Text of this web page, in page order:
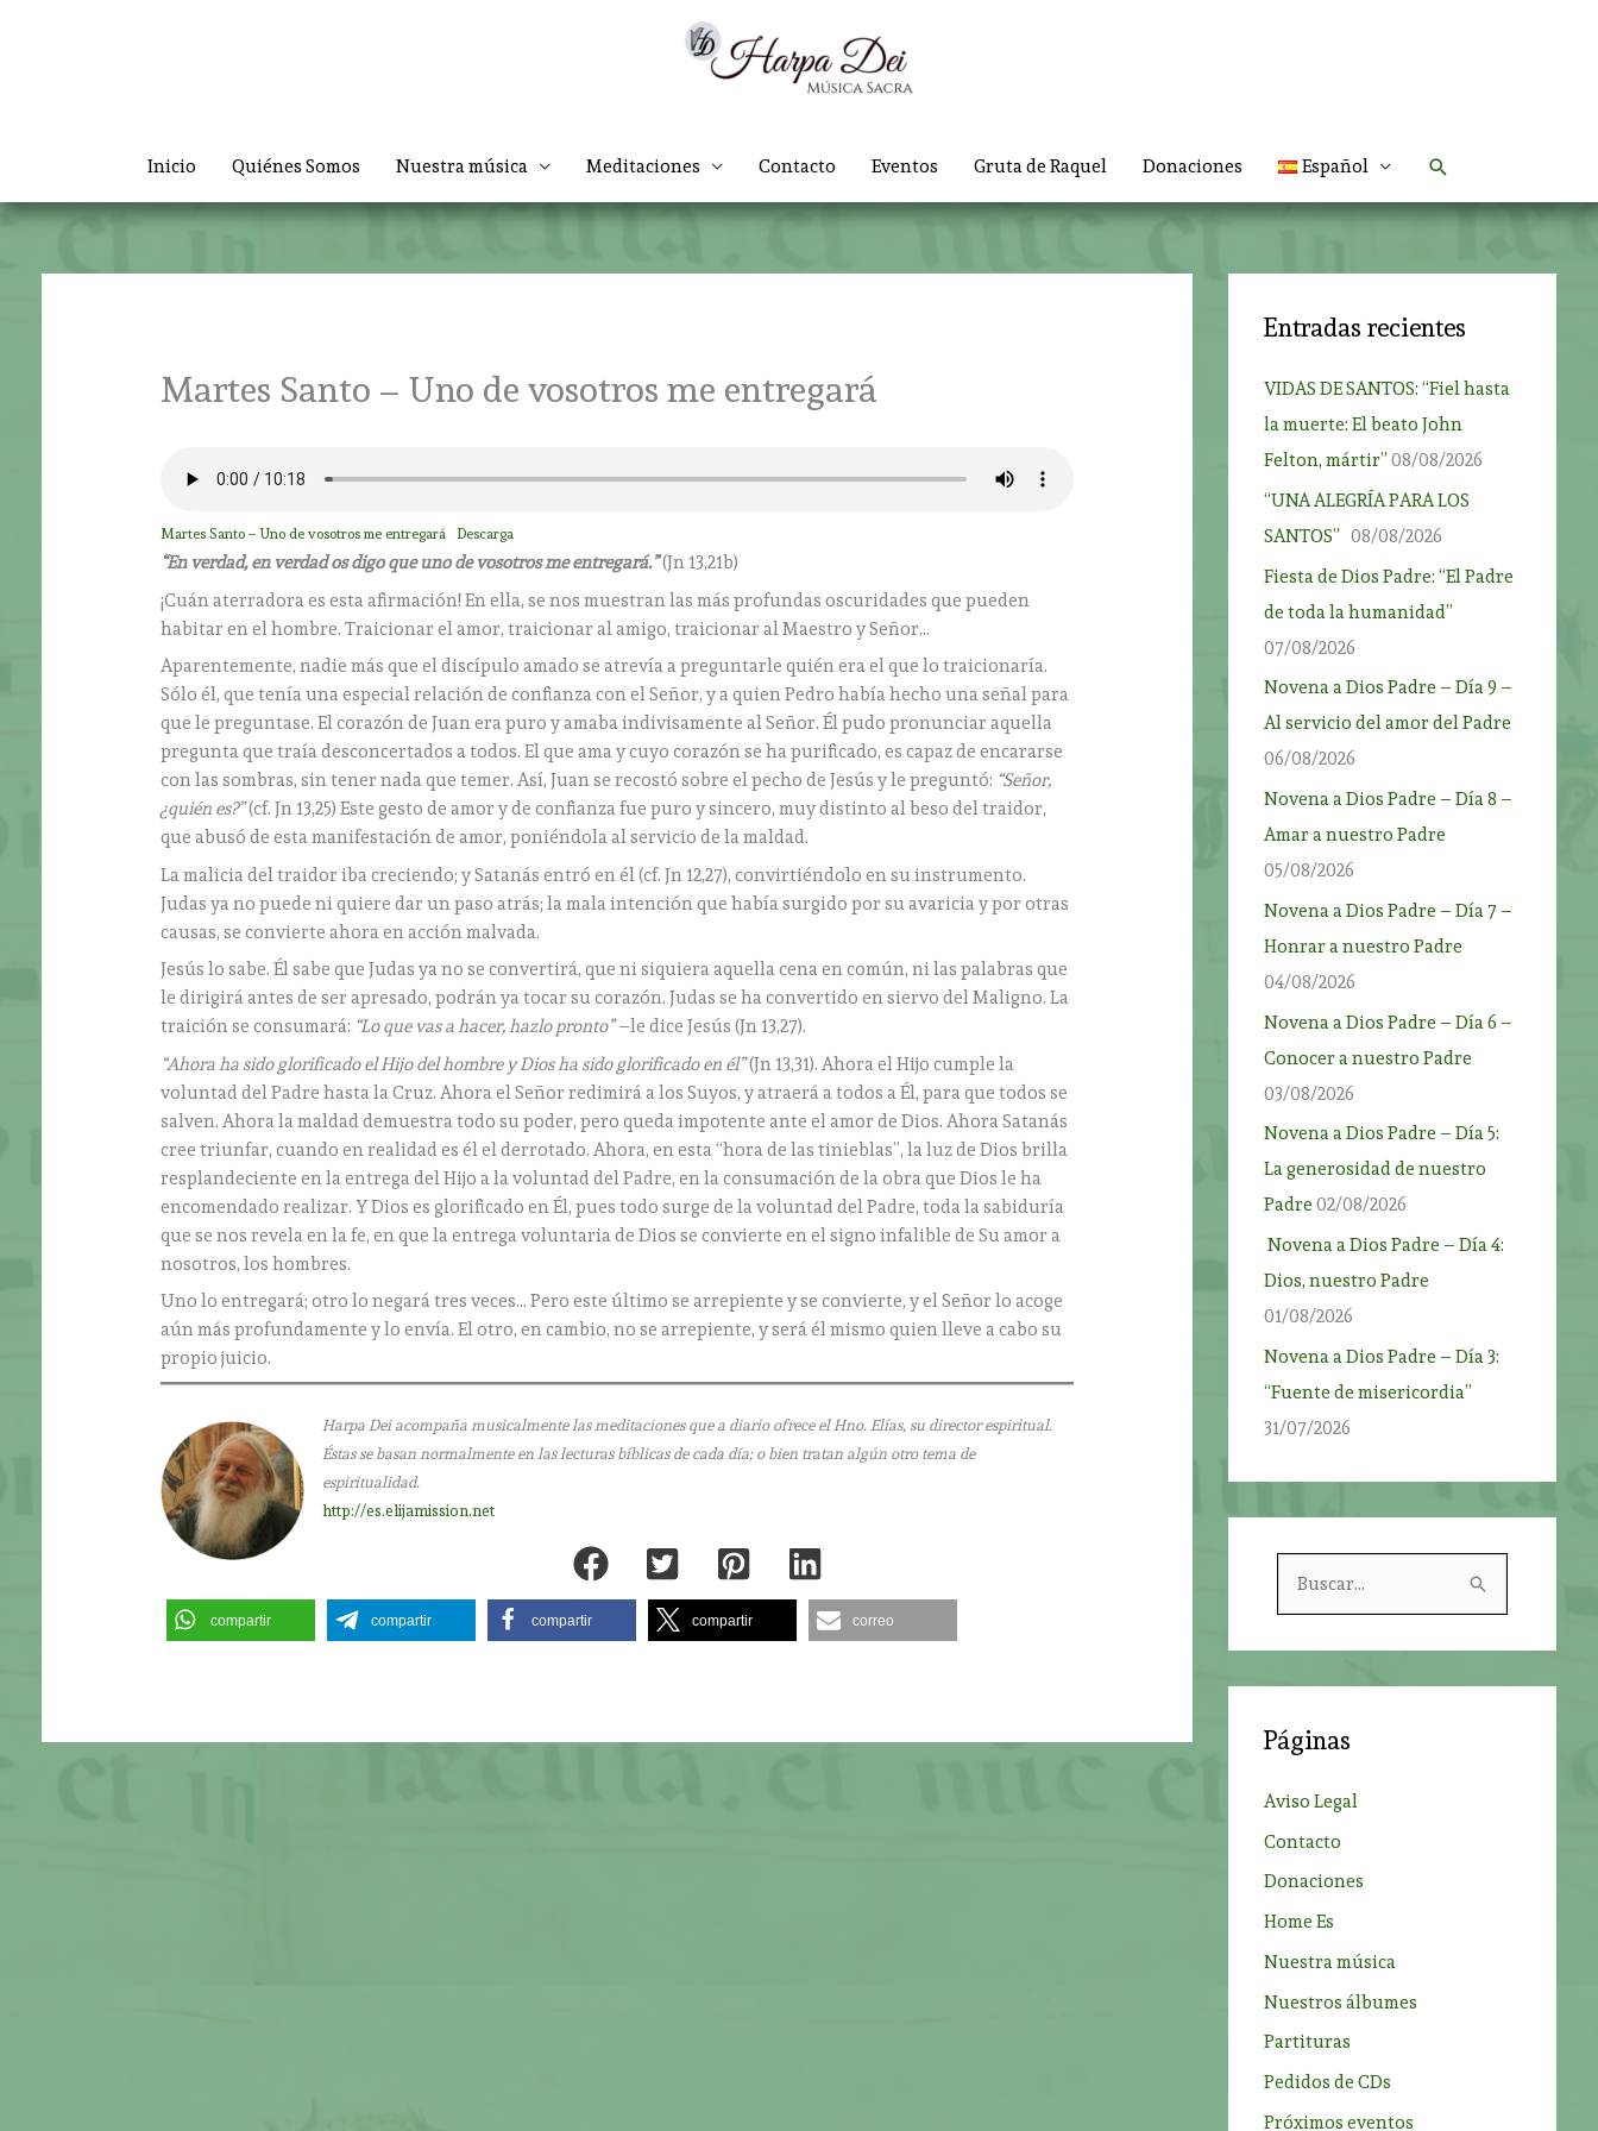
Inicio Quiénes Somos Nuestra música Meditaciones Contacto Eventos Gruta de Raquel Donaciones Español Buscar
Martes Santo – Uno de vosotros me entregará
Martes Santo – Uno de vosotros me entregará Descarga
“En verdad, en verdad os digo que uno de vosotros me entregará.”(Jn 13,21b)
¡Cuán aterradora es esta afirmación! En ella, se nos muestran las más profundas oscuridades que pueden
habitar en el hombre. Traicionar el amor, traicionar al amigo, traicionar al Maestro y Señor…
Aparentemente, nadie más que el discípulo amado se atrevía a preguntarle quién era el que lo traicionaría.
Sólo él, que tenía una especial relación de confianza con el Señor, y a quien Pedro había hecho una señal para
que le preguntase. El corazón de Juan era puro y amaba indivisamente al Señor. Él pudo pronunciar aquella
pregunta que traía desconcertados a todos. El que ama y cuyo corazón se ha purificado, es capaz de encararse
con las sombras, sin tener nada que temer. Así, Juan se recostó sobre el pecho de Jesús y le preguntó: “Señor,
¿quién es?”(cf. Jn 13,25) Este gesto de amor y de confianza fue puro y sincero, muy distinto al beso del traidor,
que abusó de esta manifestación de amor, poniéndola al servicio de la maldad.
La malicia del traidor iba creciendo; y Satanás entró en él (cf. Jn 12,27), convirtiéndolo en su instrumento.
Judas ya no puede ni quiere dar un paso atrás; la mala intención que había surgido por su avaricia y por otras
causas, se convierte ahora en acción malvada.
Jesús lo sabe. Él sabe que Judas ya no se convertirá, que ni siquiera aquella cena en común, ni las palabras que
le dirigirá antes de ser apresado, podrán ya tocar su corazón. Judas se ha convertido en siervo del Maligno. La
traición se consumará: “Lo que vas a hacer, hazlo pronto”–le dice Jesús (Jn 13,27).
“Ahora ha sido glorificado el Hijo del hombre y Dios ha sido glorificado en él”(Jn 13,31). Ahora el Hijo cumple la
voluntad del Padre hasta la Cruz. Ahora el Señor redimirá a los Suyos, y atraerá a todos a Él, para que todos se
salven. Ahora la maldad demuestra todo su poder, pero queda impotente ante el amor de Dios. Ahora Satanás
cree triunfar, cuando en realidad es él el derrotado. Ahora, en esta “hora de las tinieblas”, la luz de Dios brilla
resplandeciente en la entrega del Hijo a la voluntad del Padre, en la consumación de la obra que Dios le ha
encomendado realizar. Y Dios es glorificado en Él, pues todo surge de la voluntad del Padre, toda la sabiduría
que se nos revela en la fe, en que la entrega voluntaria de Dios se convierte en el signo infalible de Su amor a
nosotros, los hombres.
Uno lo entregará; otro lo negará tres veces… Pero este último se arrepiente y se convierte, y el Señor lo acoge
aún más profundamente y lo envía. El otro, en cambio, no se arrepiente, y será él mismo quien lleve a cabo su
propio juicio.
Harpa Dei acompaña musicalmente las meditaciones que a diario ofrece el Hno. Elías, su director espiritual.
Éstas se basan normalmente en las lecturas bíblicas de cada día; o bien tratan algún otro tema de
espiritualidad.
http://es.elijamission.net
compartir compartir compartir compartir correo
Entradas recientes
VIDAS DE SANTOS: “Fiel hasta
la muerte: El beato John
Felton, mártir” 08/08/2026
“UNA ALEGRÍA PARA LOS
SANTOS” 08/08/2026
Fiesta de Dios Padre: “El Padre
de toda la humanidad”
07/08/2026
Novena a Dios Padre – Día 9 –
Al servicio del amor del Padre
06/08/2026
Novena a Dios Padre – Día 8 –
Amar a nuestro Padre
05/08/2026
Novena a Dios Padre – Día 7 –
Honrar a nuestro Padre
04/08/2026
Novena a Dios Padre – Día 6 –
Conocer a nuestro Padre
03/08/2026
Novena a Dios Padre – Día 5:
La generosidad de nuestro
Padre 02/08/2026
Novena a Dios Padre – Día 4:
Dios, nuestro Padre
01/08/2026
Novena a Dios Padre – Día 3:
“Fuente de misericordia”
31/07/2026
r
:
Páginas
Aviso Legal
Contacto
Donaciones
Home Es
Nuestra música
Nuestros álbumes
Partituras
Pedidos de CDs
Próximos eventos